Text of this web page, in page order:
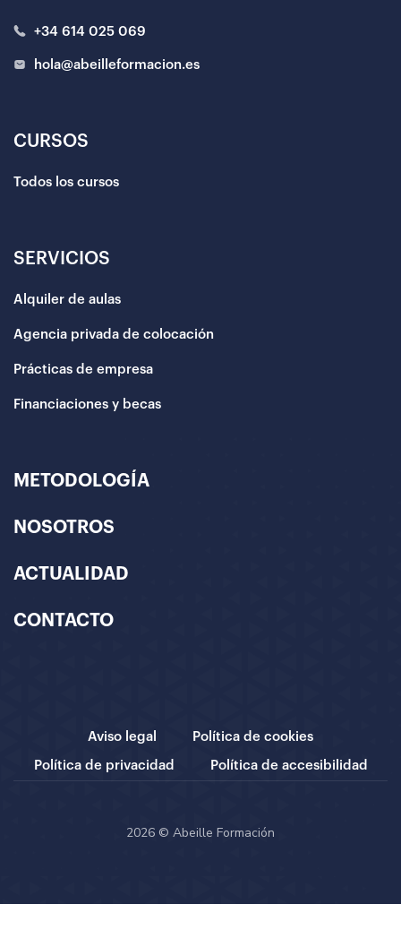
+34 614 025 069
hola@abeilleformacion.es
CURSOS
Todos los cursos
SERVICIOS
Alquiler de aulas
Agencia privada de colocación
Prácticas de empresa
Financiaciones y becas
METODOLOGÍA
NOSOTROS
ACTUALIDAD
CONTACTO
Aviso legal Política de cookies
Política de privacidad Política de accesibilidad
2026 © Abeille Formación